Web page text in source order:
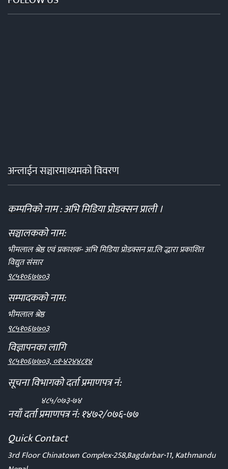
अन्लाईन सञ्चारमाध्यमको विवरण
कम्पनिको नाम : अभि मिडिया प्रोडक्सन प्राली ।
सञ्चालकको नाम:
भीमलाल श्रेष्ठ एवं प्रकाशक- अभि मिडिया प्रोडक्सन प्रा.लि द्धारा प्रकाशित
विद्युत संसार
९८५१०६७७०३
सम्पादकको नाम:
भीमलाल श्रेष्ठ
९८५१०६७७०३
विज्ञापनका लागि
९८५१०६७७०३, ०१-४२४४८१४
सूचना विभागको दर्ता प्रमाणपत्र नं:
४८५/०७३-७४
नयाँ दर्ता प्रमाणपत्र नं: १४७२/०७६-७७
Quick Contact
3rd Floor Chinatown Complex-258,Bagdarbar-11, Kathmandu